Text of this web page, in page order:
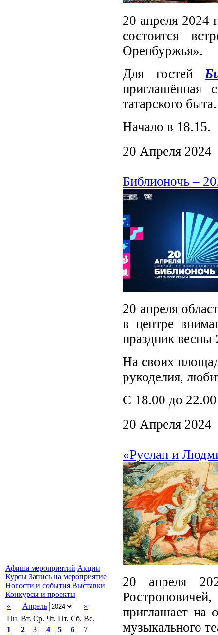
Афиша мероприятий Акции
Курсы Запись на мероприятие
Новости и события Выставки
Конкурсы и проекты
«
Апрель
»
Пн. Вт. Ср. Чт. Пт. Сб. Вс.
1
2 3 4 5 6
7
20 апреля 2024
состоится
Оренбуржья».
Для гостей
приглашённая
татарского быта.
Начало в 18.15.
20 Апреля 2024
Библионочь –
20 апреля
в центре
праздник весны
На своих
рукоделия,
С 18.00 до
20 Апреля 2024
«Руслан и
20 апреля
Ростроповичей,
приглашает на
музыкального